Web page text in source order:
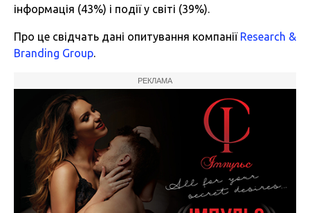
інформація (43%) і події у світі (39%).
Про це свідчать дані опитування компанії Research &
Branding Group.
РЕКЛАМА